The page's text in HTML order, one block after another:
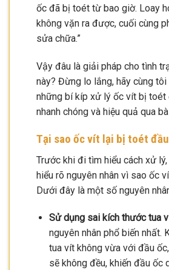
ốc đã bị toét từ bao giờ. Loay
không vặn ra được, cuối cùng
sửa chữa.”
Vậy đâu là giải pháp cho tình
này? Đừng lo lắng, hãy cùng tôi
những bí kíp xử lý ốc vít bị toét
nhanh chóng và hiệu quả qua
Tại sao ốc vít lại bị toét
Trước khi đi tìm hiểu cách xử
hiểu rõ nguyên nhân vì sao ốc
Dưới đây là một số nguyên
Sử dụng sai kích thước tua
nguyên nhân phổ biến nhất.
tua vít không vừa với đầu
sẽ không đều, khiến đầu ốc